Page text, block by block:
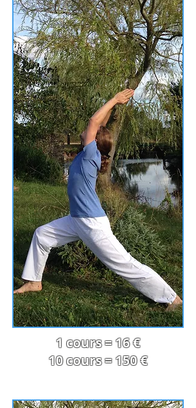
1 cours = 16 €
10 cours = 150 €